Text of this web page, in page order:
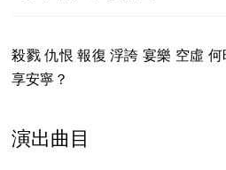
殺戮 仇恨 報復 浮誇 宴樂 空虛
享安寧？
演出曲目